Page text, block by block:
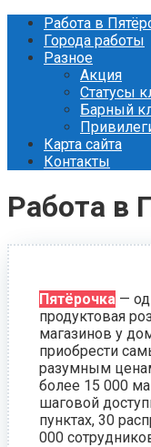
Перейти
контенту
Работа в
Города работы
Разное
Акция
Статусы
Барный
Карта сайта
Контакты
Работа в
Пятёрочка —
продуктовая
магазинов у
приобрести
разумным
более 15 000
шаговой
пунктах, 30
000